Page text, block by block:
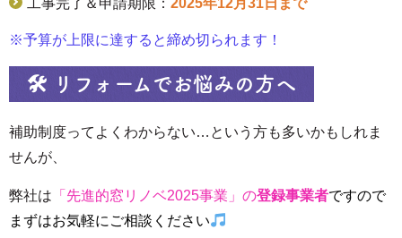
工事完了＆申請期限： 2025年12月31日まで
※予算が上限に達すると締め切られます！
🛠 リフォームでお悩みの方へ
補助制度ってよくわからない…という方も多いかもしれま
せんが、
弊社は 「先進的窓リノベ2025事業」の登録事業者ですので
まずはお気軽にご相談ください